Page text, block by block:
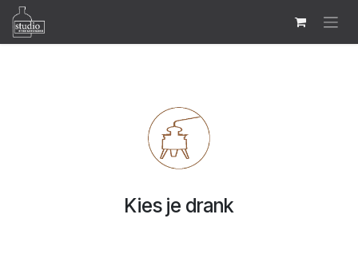
Overslaan naar inhoud
Kies je drank